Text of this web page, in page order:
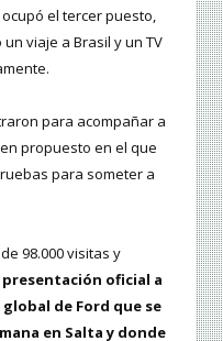
ocupó el tercer puesto,
viaje a Brasil y un TV
para acompañar a
propuesto en el que
para someter a
98.000 visitas y
presentación oficial a
de Ford que se
en Salta y donde